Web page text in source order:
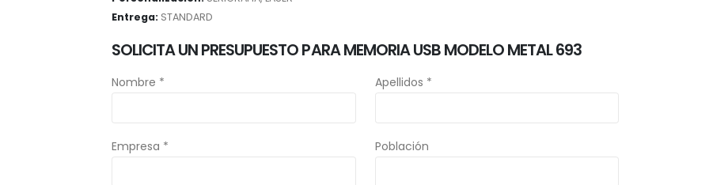
Entrega: STANDARD
SOLICITA UN PRESUPUESTO PARA MEMORIA USB MODELO METAL 693
Nombre * Apellidos *
Empresa * Población